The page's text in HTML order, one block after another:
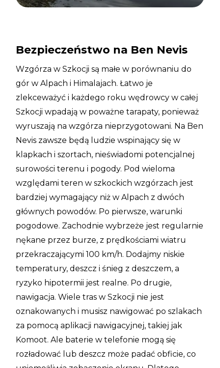
Bezpieczeństwo na Ben Nevis
Wzgórza w Szkocji są małe w porównaniu do
gór w Alpach i Himalajach. Łatwo je
zlekceważyć i każdego roku wędrowcy w całej
Szkocji wpadają w poważne tarapaty, ponieważ
wyruszają na wzgórza nieprzygotowani. Na Ben
Nevis zawsze będą ludzie wspinający się w
klapkach i szortach, nieświadomi potencjalnej
surowości terenu i pogody. Pod wieloma
względami teren w szkockich wzgórzach jest
bardziej wymagający niż w Alpach z dwóch
głównych powodów. Po pierwsze, warunki
pogodowe. Zachodnie wybrzeże jest regularnie
nękane przez burze, z prędkościami wiatru
przekraczającymi 100 km/h. Dodajmy niskie
temperatury, deszcz i śnieg z deszczem, a
ryzyko hipotermii jest realne. Po drugie,
nawigacja. Wiele tras w Szkocji nie jest
oznakowanych i musisz nawigować po szlakach
za pomocą aplikacji nawigacyjnej, takiej jak
Komoot. Ale baterie w telefonie mogą się
rozładować lub deszcz może padać obficie, co